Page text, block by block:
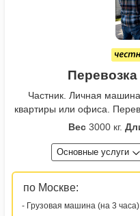
Частник. Личная
квартиры или офиса.
Вес 3000 кг.
Основные услуги
по Москве:
- Грузовая машина (на 3 часа)